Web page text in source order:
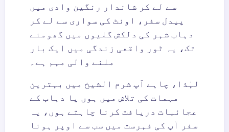
سے لے کر شاندار رنگین وادی میں
پیدل سفر، اونٹ کی سواری سے لے کر
دہاب شہر کی دلکش گلیوں میں گھومنے
تک، یہ ٹور واقعی زندگی میں ایک بار
ملنے والی مہم ہے۔
لہٰذا، چاہے آپ شرم الشیخ میں بہترین
مہمات کی تلاش میں ہوں یا دہاب کے
عجائبات دریافت کرنا چاہتے ہوں، یہ
سفر آپ کی فہرست میں سب سے اوپر ہونا